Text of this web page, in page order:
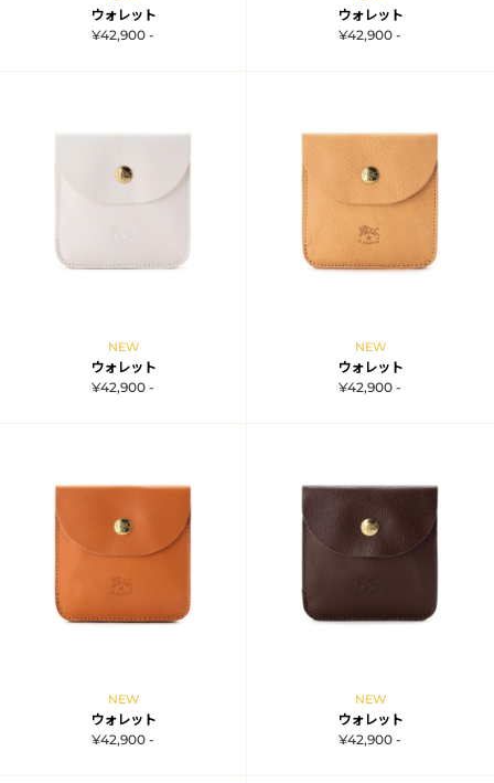
ウォレット
¥42,900 -
ウォレット
¥42,900 -
NEW
ウォレット
¥42,900 -
NEW
ウォレット
¥42,900 -
NEW
ウォレット
¥42,900 -
NEW
ウォレット
¥42,900 -